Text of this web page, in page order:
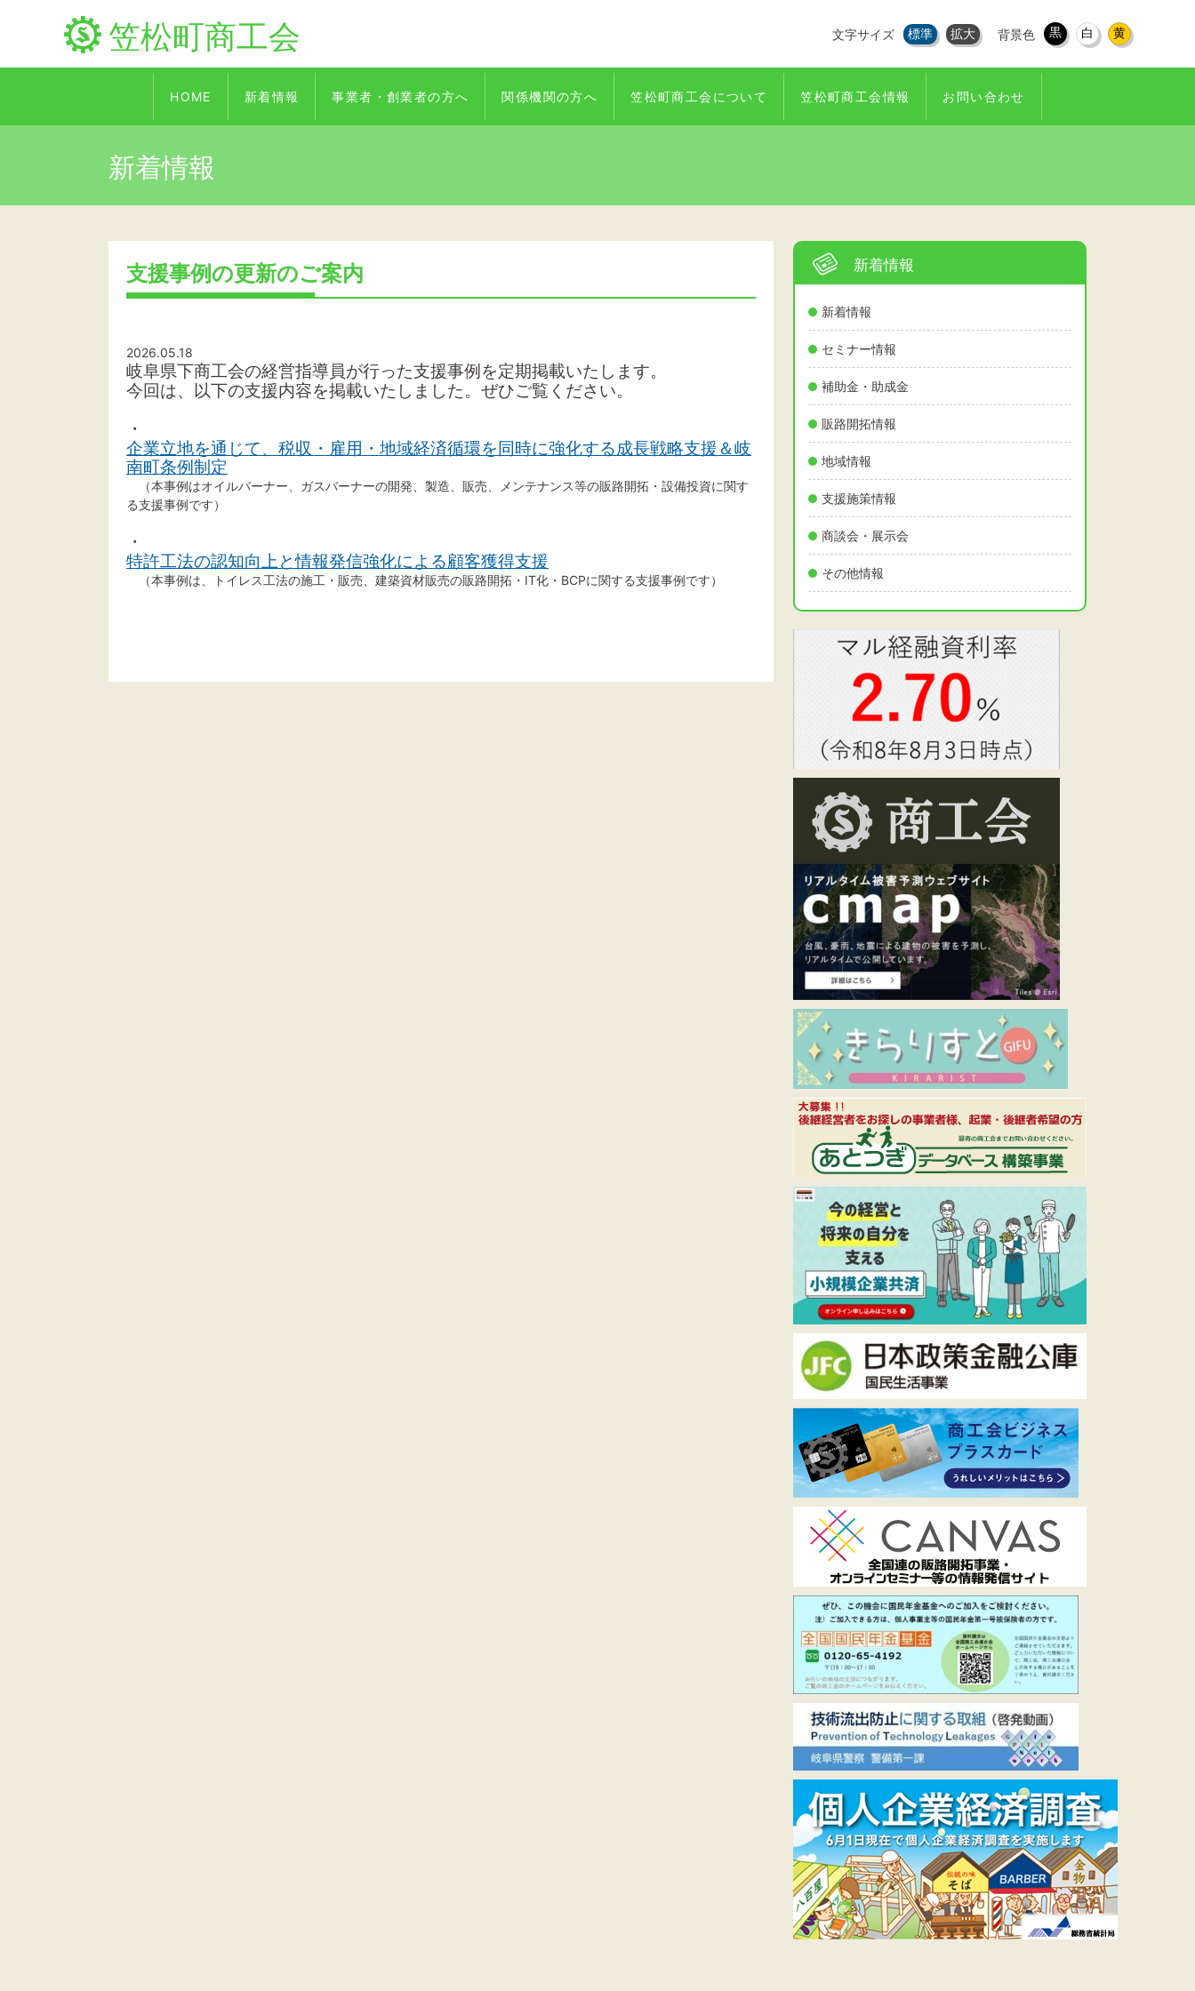
笠松町商工会 文字サイズ 標準 拡大 背景色 黒 白 黄
HOME 新着情報 事業者・創業者の方へ 関係機関の方へ 笠松町商工会について 笠松町商工会情報 お問い合わせ
新着情報
新着情報
新着情報
セミナー情報
補助金・助成金
販路開拓情報
地域情報
支援施策情報
商談会・展示会
その他情報
支援事例の更新のご案内
2026.05.18
岐阜県下商工会の経営指導員が行った支援事例を定期掲載いたします。
今回は、以下の支援内容を掲載いたしました。 ぜひご覧ください。
・
企業立地を通じて、税収・雇用・地域経済循環を同時に強化する成長戦略支援＆岐
南町条例制定
（本事例はオイルバーナー、ガスバーナーの開発、製造、販売、メンテナンス等の販路開拓・設備投資に関す
る支援事例です）
・
特許工法の認知向上と情報発信強化による顧客獲得支援
（本事例は、トイレス工法の施工・販売、建築資材販売の販路開拓・IT化・BCPに関する支援事例です）